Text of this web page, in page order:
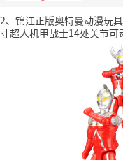
2、锦江正版奥特曼动漫玩
寸超人机甲战士14处关节可